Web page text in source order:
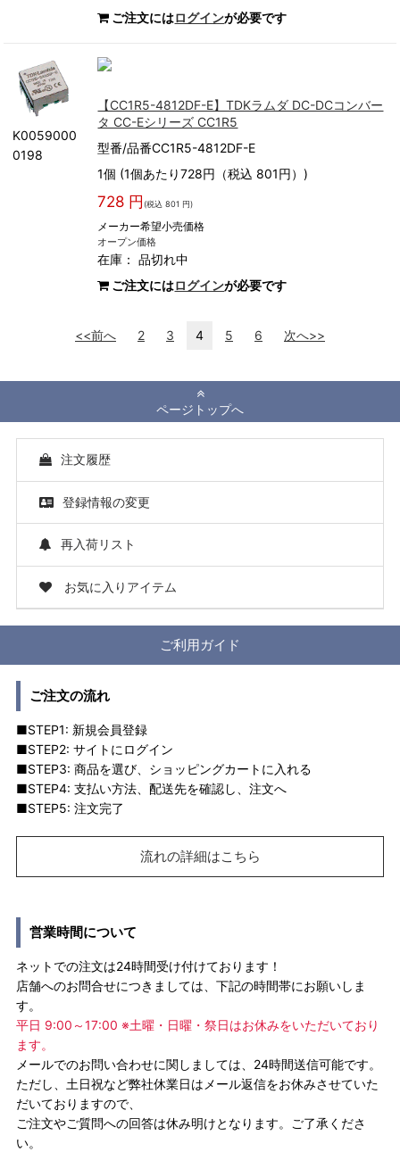
ご注文にはログインが必要です
K0059000
0198
【CC1R5-4812DF-E】TDKラムダ DC-DCコンバー
タ CC-Eシリーズ CC1R5
型番/品番CC1R5-4812DF-E
1個 (1個あたり728円（税込 801円）)
728 円 (税込 801 円)
メーカー希望小売価格
オープン価格
在庫：品切れ中
ご注文にはログインが必要です
<<前へ 2 3 4 5 6 次へ>>
ページトップへ
注文履歴
登録情報の変更
再入荷リスト
お気に入りアイテム
ご利用ガイド
ご注文の流れ
■STEP1: 新規会員登録
■STEP2: サイトにログイン
■STEP3: 商品を選び、ショッピングカートに入れる
■STEP4: 支払い方法、配送先を確認し、注文へ
■STEP5: 注文完了
流れの詳細はこちら
営業時間について
ネットでの注文は24時間受け付けております！
店舗へのお問合せにつきましては、下記の時間帯にお願いしま
す。
平日 9:00～17:00 ※土曜・日曜・祭日はお休みをいただいており
ます。
メールでのお問い合わせに関しましては、24時間送信可能です。
ただし、土日祝など弊社休業日はメール返信をお休みさせていた
だいておりますので、
ご注文やご質問への回答は休み明けとなります。ご了承くださ
い。